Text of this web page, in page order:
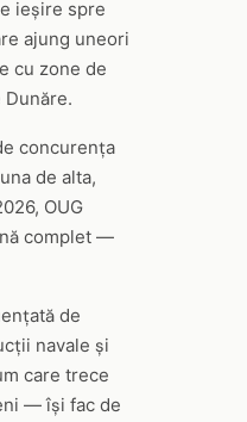
ieșire spre
ajung uneori
cu zone de
concurența
de alta,
OUG
complet —
de
navale și
care trece
— își fac de